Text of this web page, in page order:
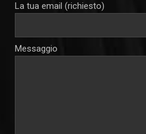
La tua email (richiesto)
Messaggio